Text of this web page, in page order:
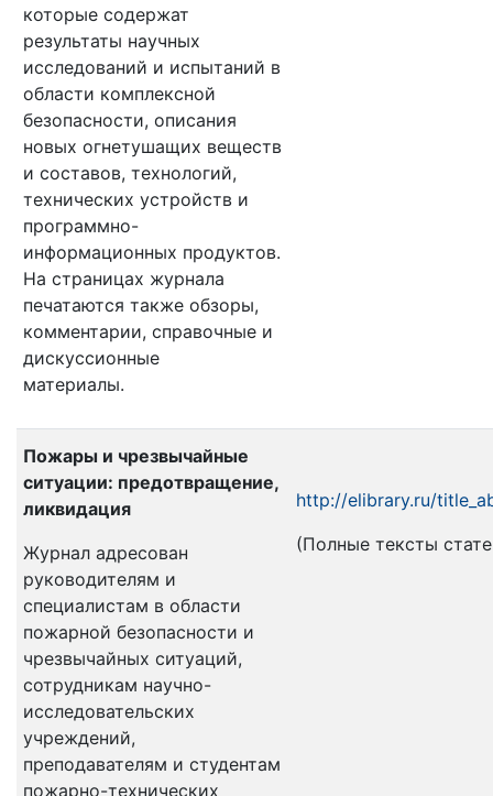
которые содержат
результаты научных
исследований и испытаний в
области комплексной
безопасности, описания
новых огнетушащих веществ
и составов, технологий,
технических устройств и
программно-
информационных продуктов.
На страницах журнала
печатаются также обзоры,
комментарии, справочные и
дискуссионные
материалы.
Пожары и чрезвычайные
ситуации: предотвращение,
ликвидация
Журнал адресован
руководителям и
специалистам в области
пожарной безопасности и
чрезвычайных ситуаций,
сотрудникам научно-
исследовательских
учреждений,
преподавателям и студентам
пожарно-технических
http://elibrary.ru/
(Полные тексты